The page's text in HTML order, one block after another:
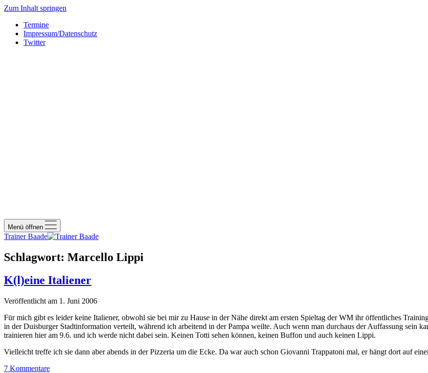
Zum Inhalt springen
Termine
Impressum/Datenschutz
Twitter
Menü öffnen
Trainer Baade
Schlagwort: Marcello Lippi
K(l)eine Italiener
Veröffentlicht am 1. Juni 2006
Für mich gibt es leider keine Italiener, obwohl sie bei mir zu Hause in der Nähe direkt am ersten Spieltag der WM ihr öffentliches
in der Duisburger Stadtinformation verteilt, während ich arbeitend in der Pampa weilte. Auch wenn man durchaus der Auffassung sein
trainieren hier am 9.6. und ich werde nicht dabei sein. Keinen Totti sehen können, keinen Buffon und auch keinen Lippi.
Vielleicht treffe ich sie dann aber abends in der Pizzeria um die Ecke. Da war auch schon Giovanni Trappatoni mal, er hängt dort auf
7 Kommentare